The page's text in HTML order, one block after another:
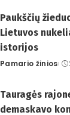
Paukščių
Lietuvos
istorijos
Posted
Pamario žinios
Tauragės
demaskavo